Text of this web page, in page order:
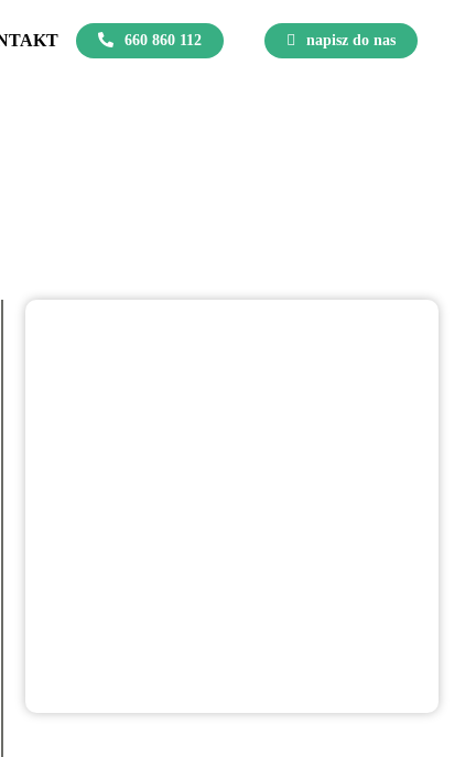
660 860 112 napisz do nas